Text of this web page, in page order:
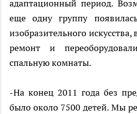
адаптационный период.
еще одну группу
изобразительного
ремонт и
спальную комнаты.
-На конец 2011 года без
было около 7500 детей. Мы